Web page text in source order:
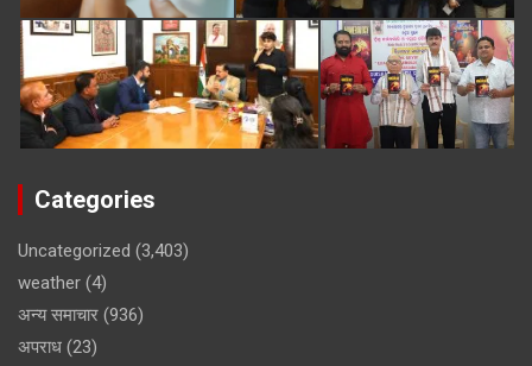
Categories
Uncategorized (3,403)
weather (4)
अन्य समाचार (936)
अपराध (23)